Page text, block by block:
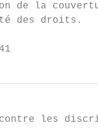
de la
des droits.
les